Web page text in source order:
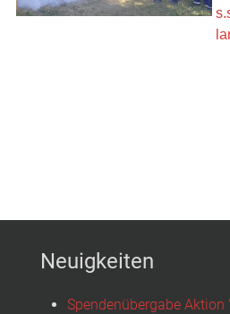
Neuigkeiten
Spendenübergabe Aktion